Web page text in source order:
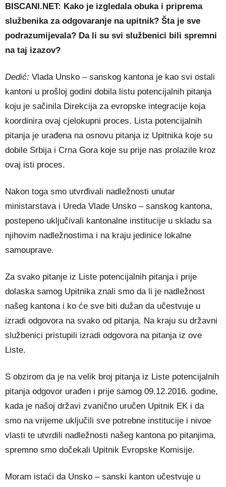
BISCANI.NET: Kako je izgledala obuka i priprema
službenika za odgovaranje na upitnik? Šta je sve
podrazumijevala? Da li su svi službenici bili spremni
na taj izazov?
Dedić: Vlada Unsko – sanskog kantona je kao svi ostali
kantoni u prošloj godini dobila listu potencijalnih pitanja
koju je sačinila Direkcija za evropske integracije koja
koordinira ovaj cjelokupni proces. Lista potencijalnih
pitanja je urađena na osnovu pitanja iz Upitnika koje su
dobile Srbija i Crna Gora koje su prije nas prolazile kroz
ovaj isti proces.
Nakon toga smo utvrđivali nadležnosti unutar
ministarstava i Ureda Vlade Unsko – sanskog kantona,
postepeno uključivali kantonalne institucije u skladu sa
njihovim nadležnostima i na kraju jedinice lokalne
samouprave.
Za svako pitanje iz Liste potencijalnih pitanja i prije
dolaska samog Upitnika znali smo da li je nadležnost
našeg kantona i ko će sve biti dužan da učestvuje u
izradi odgovora na svako od pitanja. Na kraju su državni
službenici pristupili izradi odgovora na pitanja iz ove
Liste.
S obzirom da je na velik broj pitanja iz Liste potencijalnih
pitanja odgovor urađen i prije samog 09.12.2016. godine,
kada je našoj državi zvanično uručen Upitnik EK i da
smo na vrijeme uključili sve potrebne institucije i nivoe
vlasti te utvrdili nadležnosti našeg kantona po pitanjima,
spremno smo dočekali Upitnik Evropske Komisije.
Moram istaći da Unsko – sanski kanton učestvuje u